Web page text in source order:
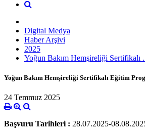
Digital Medya
Haber Arşivi
2025
Yoğun Bakım Hemşireliği Sertifikalı
Yoğun Bakım Hemşireliği Sertifikalı Eğitim
24 Temmuz 2025
Başvuru Tarihleri : 28.07.2025-